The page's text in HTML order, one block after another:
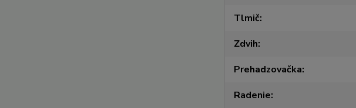
Tlmič
Zdvih
Prehadzovačka
Radenie